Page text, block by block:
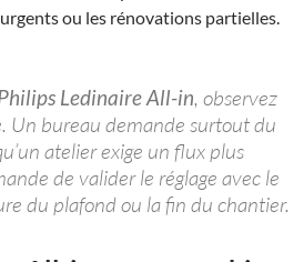
ou les rénovations partielles.
Ledinaire All-in, observez
Un bureau demande surtout du
atelier exige un flux plus
de valider le réglage avec le
du plafond ou la fin du chantier.